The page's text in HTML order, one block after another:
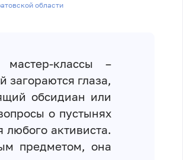
области
классы –
загораются глаза,
обсидиан или
о пустынях
любого активиста.
предметом, она